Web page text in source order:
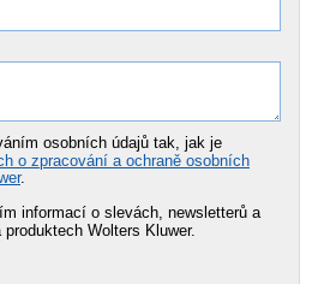
osobních údajů tak, jak je
o zpracování a ochraně osobních
.
informací o slevách, newsletterů a
Wolters Kluwer.